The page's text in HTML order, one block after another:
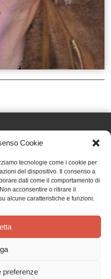
Cookie
tecnologie come i cookie per
del dispositivo. Il consenso a
dati come il comportamento di
acconsentire o ritirare il
alcune caratteristiche e funzioni.
preferenze
SAS
(TO)
(+39) 0121 353839